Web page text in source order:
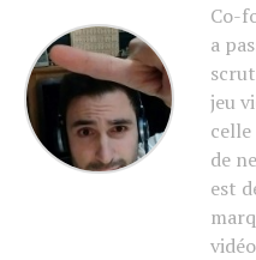
Co-
a
jeu
de
est